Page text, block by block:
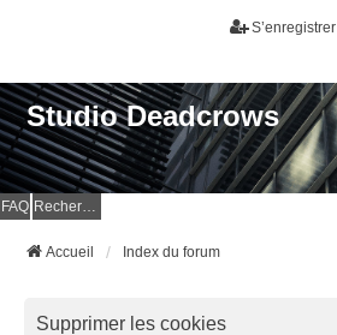
S’enregistrer
Studio Deadcrows
FAQ Rechercher
Accueil Index du forum
Supprimer les cookies